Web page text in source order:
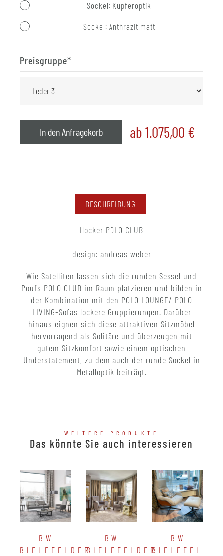
Sockel: Kupferoptik
Sockel: Anthrazit matt
Preisgruppe*
In den Anfragekorb ab 1.075,00 €
BESCHREIBUNG
Hocker POLO CLUB
design: andreas weber
Wie Satelliten lassen sich die runden Sessel und
Poufs POLO CLUB im Raum platzieren und bilden in
der Kombination mit den POLO LOUNGE/ POLO
LIVING-Sofas lockere Gruppierungen. Darüber
hinaus eignen sich diese attraktiven Sitzmöbel
hervorragend als Solitäre und überzeugen mit
gutem Sitzkomfort sowie einem optischen
Understatement, zu dem auch der runde Sockel in
Metalloptik beiträgt.
WEITERE PRODUKTE
Das könnte Sie auch interessieren
BW
BIELEFELDER
BW
BIELEFELDER
BW
BIELEFELDER